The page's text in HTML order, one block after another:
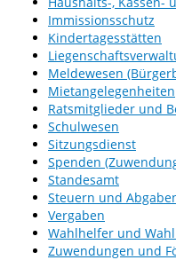
Immissionsschutz
Kindertagesstätten
Meldewesen
Mietangelegenheiten
Ratsmitglieder und
Schulwesen
Sitzungsdienst
Spenden
Standesamt
Steuern und
Vergaben
Wahlhelfer und
Zuwendungen und